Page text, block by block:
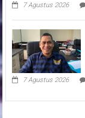
7 Agustus 2026
7 Agustus 2026